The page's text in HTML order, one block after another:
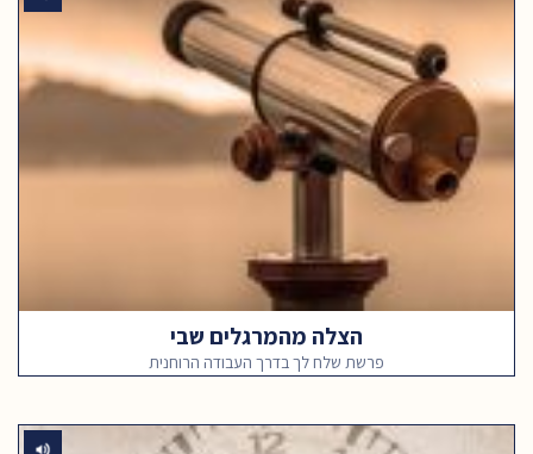
הצלה מהמרגלים שבי
פרשת שלח לך בדרך העבודה הרוחנית